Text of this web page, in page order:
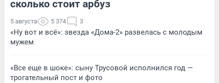
сколько стоит арбуз
5 августа 5 374 3
«Ну вот и всё»: звезда «Дома-2» развелась с молодым
мужем
«Все еще в шоке»: сыну Трусовой исполнился год —
трогательный пост и фото